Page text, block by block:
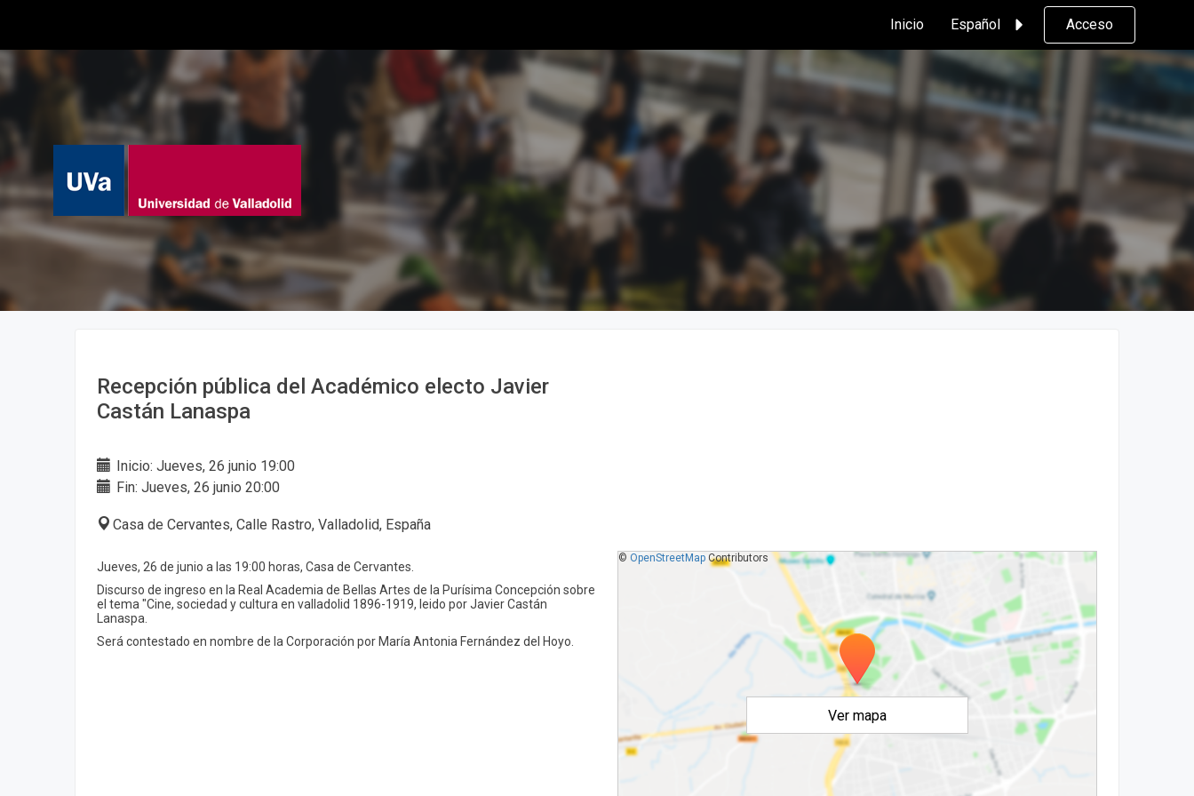
Inicio Español Acceso
Recepción pública del Académico electo Javier
Castán Lanaspa
Inicio: Jueves, 26 junio 19:00
Fin: Jueves, 26 junio 20:00
Casa de Cervantes, Calle Rastro, Valladolid, España
Jueves, 26 de junio a las 19:00 horas, Casa de Cervantes.
Discurso de ingreso en la Real Academia de Bellas Artes de la Purísima Concepción sobre
el tema "Cine, sociedad y cultura en valladolid 1896-1919, leido por Javier Castán
Lanaspa.
Será contestado en nombre de la Corporación por María Antonia Fernández del Hoyo.
Ver mapa
© OpenStreetMapContributors